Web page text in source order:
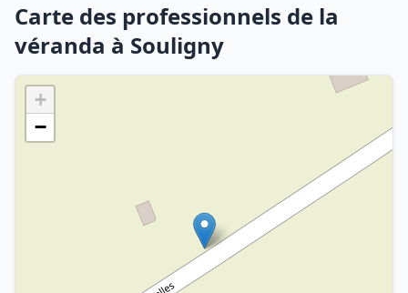
Carte des professionnels de la
véranda à Souligny
+
−